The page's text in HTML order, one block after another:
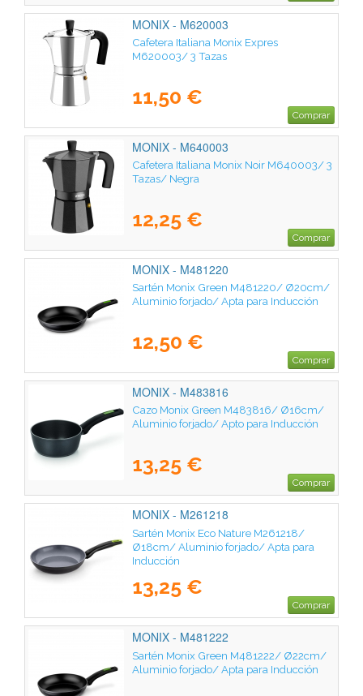
MONIX - M620003
Cafetera Italiana Monix Expres
M620003/ 3 Tazas
11,50 €
Comprar
MONIX - M640003
Cafetera Italiana Monix Noir M640003/ 3
Tazas/ Negra
12,25 €
Comprar
MONIX - M481220
Sartén Monix Green M481220/ Ø20cm/
Aluminio forjado/ Apta para Inducción
12,50 €
Comprar
MONIX - M483816
Cazo Monix Green M483816/ Ø16cm/
Aluminio forjado/ Apto para Inducción
13,25 €
Comprar
MONIX - M261218
Sartén Monix Eco Nature M261218/
Ø18cm/ Aluminio forjado/ Apta para
Inducción
13,25 €
Comprar
MONIX - M481222
Sartén Monix Green M481222/ Ø22cm/
Aluminio forjado/ Apta para Inducción